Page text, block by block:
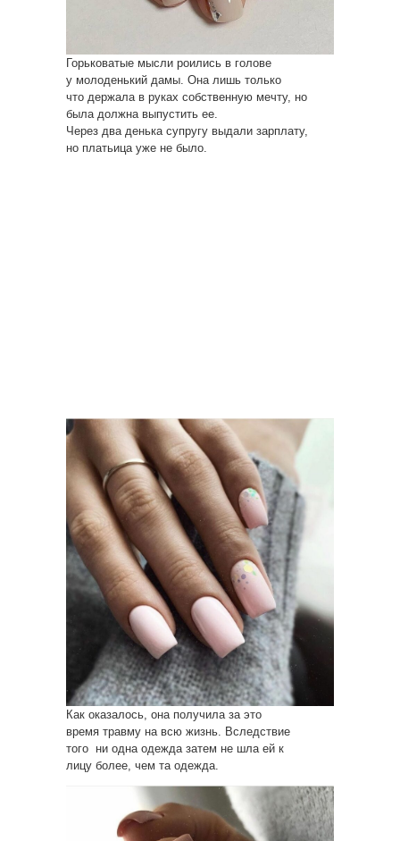
Горьковатые мысли роились в голове
у молоденький дамы. Она лишь только
что держала в руках собственную мечту, но
была должна выпустить ее.
Через два денька супругу выдали зарплату,
но платьица уже не было.
Как оказалось, она получила за это
время травму на всю жизнь. Вследствие
того ни одна одежда затем не шла ей к
лицу более, чем та одежда.